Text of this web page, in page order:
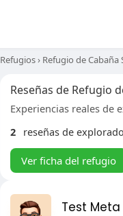
Refugios› Refugio de Cabaña
Reseñas de Refugio
Experiencias reales de
2 reseñas de
Ver ficha del refugio
Test Meta